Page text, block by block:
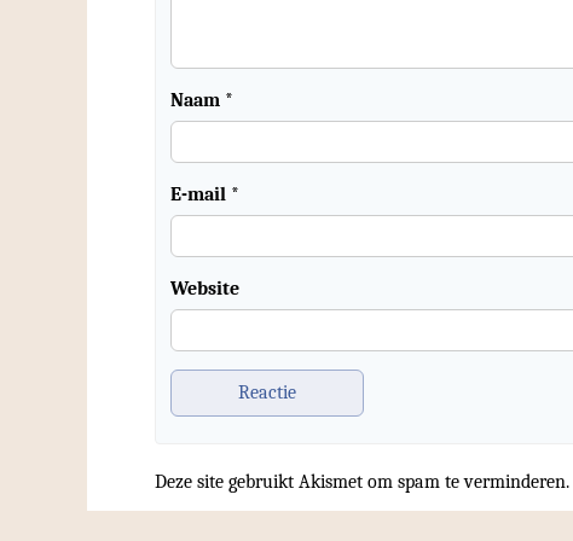
Naam *
E-mail *
Website
Deze site gebruikt Akismet om spam te verminderen.